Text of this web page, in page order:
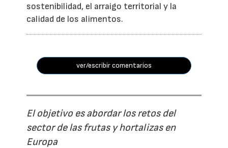
sostenibilidad, el arraigo territorial y la
calidad de los alimentos.
ver/escribir comentarios
El objetivo es abordar los retos del
sector de las frutas y hortalizas en
Europa